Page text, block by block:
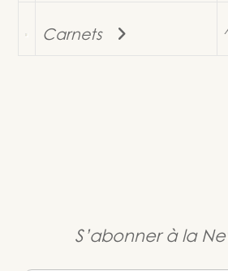
Carnets
S’abonner à la